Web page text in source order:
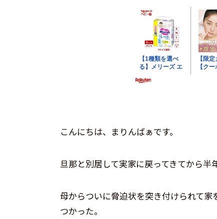
こんにちは、まりんばぁです。
旦那と別居して実家に戻ってきてから半
母からついに脅迫状を突き付けられて
つかった。